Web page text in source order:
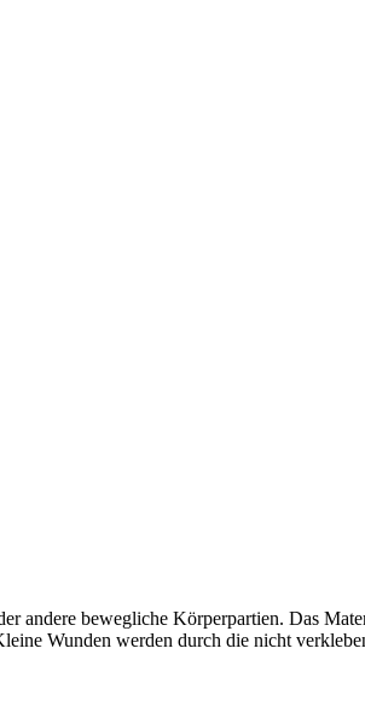
andere bewegliche Körperpartien. Das
Wunden werden durch die nicht